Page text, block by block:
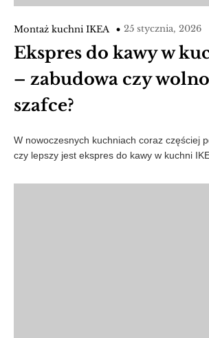
Montaż kuchni IKEA 25 stycznia, 2026
Ekspres do kawy w
– zabudowa czy
szafce?
W nowoczesnych kuchniach coraz częściej
czy lepszy jest ekspres do kawy w kuchni